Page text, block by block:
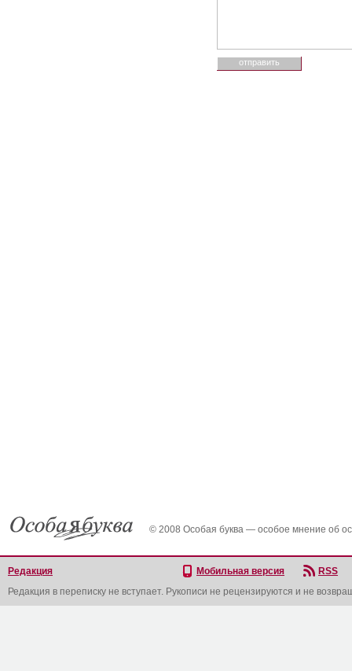
© 2008 Особая буква — особое мнение об
Редакция Мобильная версия
RSS
Редакция в переписку не вступает. Рукописи не рецензируются и не